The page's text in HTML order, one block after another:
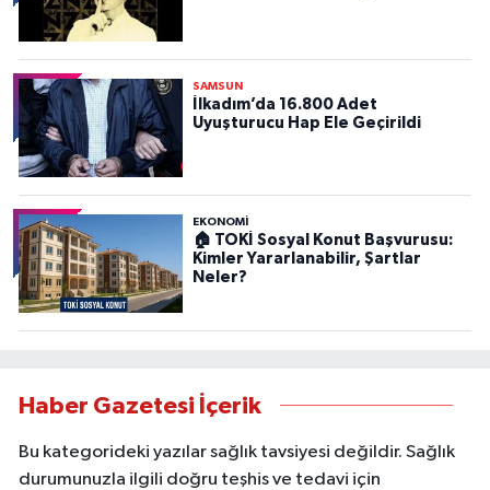
SAMSUN
İlkadım’da 16.800 Adet
Uyuşturucu Hap Ele Geçirildi
EKONOMİ
🏠 TOKİ Sosyal Konut Başvurusu:
Kimler Yararlanabilir, Şartlar
Neler?
Haber Gazetesi İçerik
Bu kategorideki yazılar sağlık tavsiyesi değildir. Sağlık
durumunuzla ilgili doğru teşhis ve tedavi için